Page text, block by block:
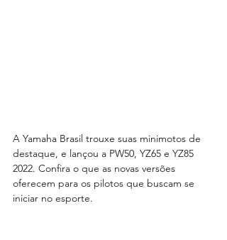
A Yamaha Brasil trouxe suas minimotos de
destaque, e lançou a PW50, YZ65 e YZ85
2022. Confira o que as novas versões
oferecem para os pilotos que buscam se
iniciar no esporte.